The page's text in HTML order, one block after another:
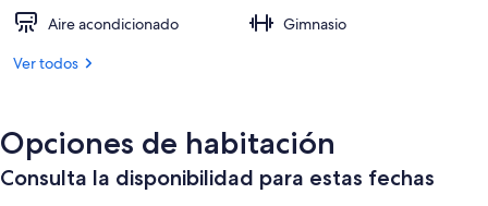
Instalaciones deportivas
Aire acondicionado
Gimnasio
Ver todos
Opciones de habitación
Consulta la disponibilidad para estas fechas